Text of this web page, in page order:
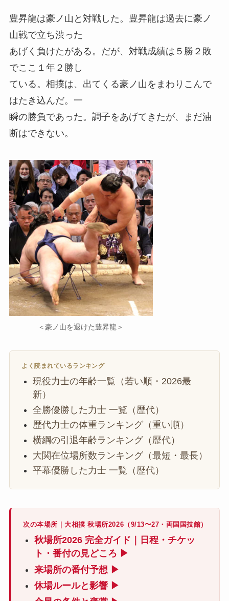
豊昇龍は豪ノ山と対戦した。豊昇龍は過去に豪ノ
山戦で立ち渋った
あげく負けたがある。だが、対戦成績は５勝２敗
でここ１年２勝し
ている。相撲は、出てくる豪ノ山をまわりこんで
はたき込んだ。一
瞬の勝負であった。調子をあげてきたが、まだ油
断はできない。
＜豪ノ山を退けた豊昇龍＞
よく読まれているランキング
現役力士の年齢一覧（若い順・2026最
新）
全勝優勝した力士 一覧（歴代）
歴代力士の体重ランキング（重い順）
横綱の引退年齢ランキング（歴代）
大関在位場所数ランキング（最短・最長）
平幕優勝した力士 一覧（歴代）
次の本場所｜大相撲 秋場所2026（9/13〜27・両国国技館）
秋場所2026 完全ガイド｜日程・チケッ
ト・番付の見どころ ▶
来場所の番付予想 ▶
休場ルールと影響 ▶